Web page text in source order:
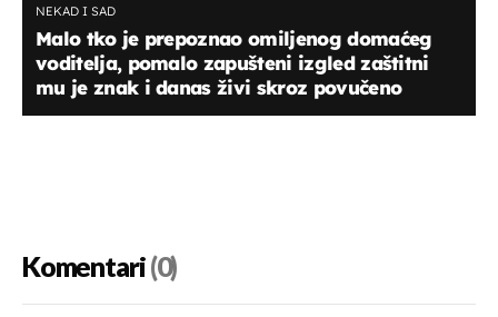
NEKAD I SAD
Malo tko je prepoznao omiljenog domaćeg
voditelja, pomalo zapušteni izgled zaštitni
mu je znak i danas živi skroz povučeno
Komentari(0)